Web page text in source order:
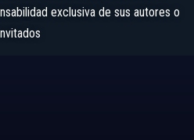
exclusiva de sus autores o